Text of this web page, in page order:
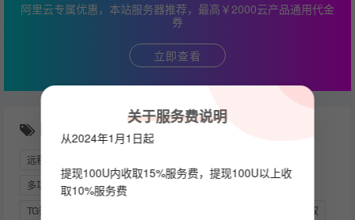
阿里云专属优惠，本站服务器推荐，最高￥2000云产品通用代金
券
立即查看
随机推荐
远程协助
多功能
宝塔 发言
TG筛子TG骰子TG快3游戏
授权
关于服务费说明
从2024年1月1日起
提现100U内收取15%服务费，提现100U以上收
取10%服务费